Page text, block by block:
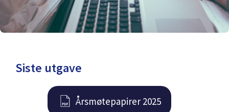
Siste utgave
Årsmøtepapirer 2025